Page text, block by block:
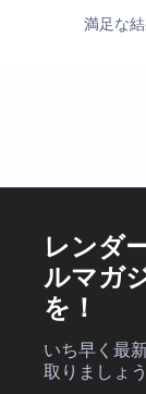
満足な
レンダ
ルマガ
を！
いち早く最
取りましょう